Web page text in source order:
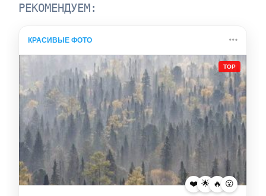
РЕКОМЕНДУЕМ:
КРАСИВЫЕ ФОТО
TOP
❤️ 🌟 🔥 😮